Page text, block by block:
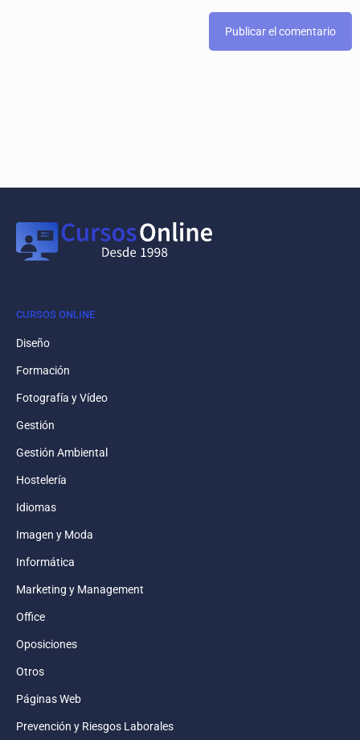
CURSOS ONLINE
Diseño
Formación
Fotografía y Vídeo
Gestión
Gestión Ambiental
Hostelería
Idiomas
Imagen y Moda
Informática
Marketing y Management
Office
Oposiciones
Otros
Páginas Web
Prevención y Riesgos Laborales